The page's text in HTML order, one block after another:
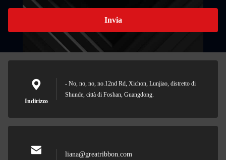
Invia
Indirizzo
- No, no, no, no.12nd Rd, Xichon, Lunjiao, distretto di
Shunde, città di Foshan, Guangdong.
liana@greatribbon.com